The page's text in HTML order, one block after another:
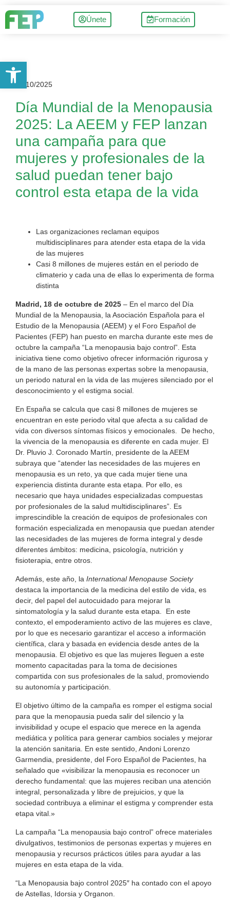
Únete Formación
17/10/2025
Día Mundial de la Menopausia
2025: La AEEM y FEP lanzan
una campaña para que
mujeres y profesionales de la
salud puedan tener bajo
control esta etapa de la vida
Las organizaciones reclaman equipos
multidisciplinares para atender esta etapa de la vida
de las mujeres
Casi 8 millones de mujeres están en el periodo de
climaterio y cada una de ellas lo experimenta de forma
distinta
Madrid, 18 de octubre de 2025 – En el marco del Día
Mundial de la Menopausia, la Asociación Española para el
Estudio de la Menopausia (AEEM) y el Foro Español de
Pacientes (FEP) han puesto en marcha durante este mes de
octubre la campaña “La menopausia bajo control”. Esta
iniciativa tiene como objetivo ofrecer información rigurosa y
de la mano de las personas expertas sobre la menopausia,
un periodo natural en la vida de las mujeres silenciado por el
desconocimiento y el estigma social.
En España se calcula que casi 8 millones de mujeres se
encuentran en este periodo vital que afecta a su calidad de
vida con diversos síntomas físicos y emocionales. De hecho,
la vivencia de la menopausia es diferente en cada mujer. El
Dr. Pluvio J. Coronado Martín, presidente de la AEEM
subraya que “atender las necesidades de las mujeres en
menopausia es un reto, ya que cada mujer tiene una
experiencia distinta durante esta etapa. Por ello, es
necesario que haya unidades especializadas compuestas
por profesionales de la salud multidisciplinares”. Es
imprescindible la creación de equipos de profesionales con
formación especializada en menopausia que puedan atender
las necesidades de las mujeres de forma integral y desde
diferentes ámbitos: medicina, psicología, nutrición y
fisioterapia, entre otros.
Además, este año, la International Menopause Society
destaca la importancia de la medicina del estilo de vida, es
decir, del papel del autocuidado para mejorar la
sintomatología y la salud durante esta etapa. En este
contexto, el empoderamiento activo de las mujeres es clave,
por lo que es necesario garantizar el acceso a información
científica, clara y basada en evidencia desde antes de la
menopausia. El objetivo es que las mujeres lleguen a este
momento capacitadas para la toma de decisiones
compartida con sus profesionales de la salud, promoviendo
su autonomía y participación.
El objetivo último de la campaña es romper el estigma social
para que la menopausia pueda salir del silencio y la
invisibilidad y ocupe el espacio que merece en la agenda
mediática y política para generar cambios sociales y mejorar
la atención sanitaria. En este sentido, Andoni Lorenzo
Garmendia, presidente, del Foro Español de Pacientes, ha
señalado que «visibilizar la menopausia es reconocer un
derecho fundamental: que las mujeres reciban una atención
integral, personalizada y libre de prejuicios, y que la
sociedad contribuya a eliminar el estigma y comprender esta
etapa vital.»
La campaña “La menopausia bajo control” ofrece materiales
divulgativos, testimonios de personas expertas y mujeres en
menopausia y recursos prácticos útiles para ayudar a las
mujeres en esta etapa de la vida.
“La Menopausia bajo control 2025″ ha contado con el apoyo
de Astellas, Idorsia y Organon.
Abrir barra de herramientas